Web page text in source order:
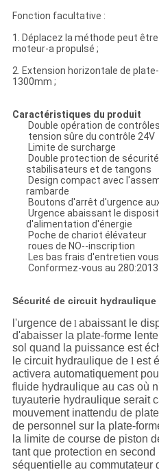
Fonction facultative :
1. Déplacez la méthode peut
moteur-a propulsé ;
2. Extension horizontale de
1300mm ;
Caractéristiques du produit
Double opération de contrôles
tension sûre du contrôle 24V
Limite de surcharge
Double protection de
stabilisateurs et de tangons
Design compact avec
rambarde
Boutons d'arrêt d'urgence
Urgence abaissant le
d'alimentation d'énergie
Poche de chariot élévateur
roues de NO--inscription
Les bas frais d'entretien
Conformez-vous au
Sécurité de circuit hydraulique
l'urgence de l abaissant le
d'abaisser la plate-forme
sol quand la puissance est
le circuit hydraulique de l est
activera automatiquement
fluide hydraulique au cas où
tuyauterie hydraulique serait
mouvement inattendu de
de personnel sur la plate-
la limite de course de piston
tant que protection en
séquentielle au commutateur